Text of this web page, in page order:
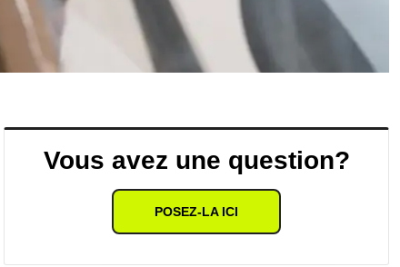
Vous avez une question?
POSEZ-LA ICI